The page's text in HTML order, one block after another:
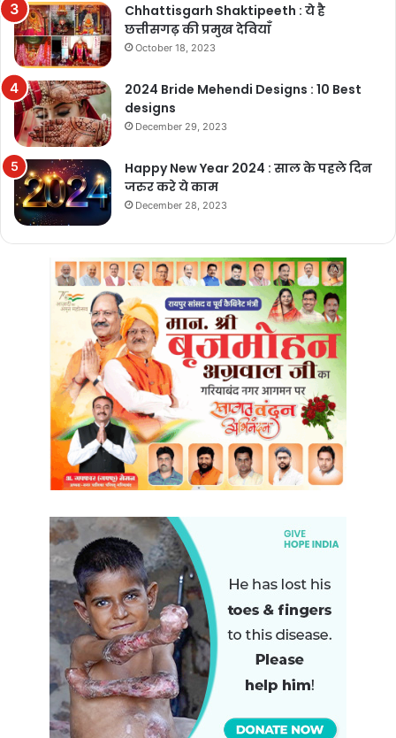
Chhattisgarh Shaktipeeth : ये है
छत्तीसगढ़ की प्रमुख देवियाँ
October 18, 2023
2024 Bride Mehendi Designs : 10 Best
designs
December 29, 2023
Happy New Year 2024 : साल के पहले दिन
जरुर करे ये काम
December 28, 2023